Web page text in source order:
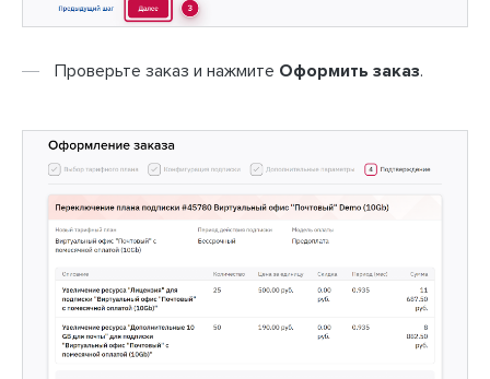
Проверьте заказ и нажмите Оформить заказ.